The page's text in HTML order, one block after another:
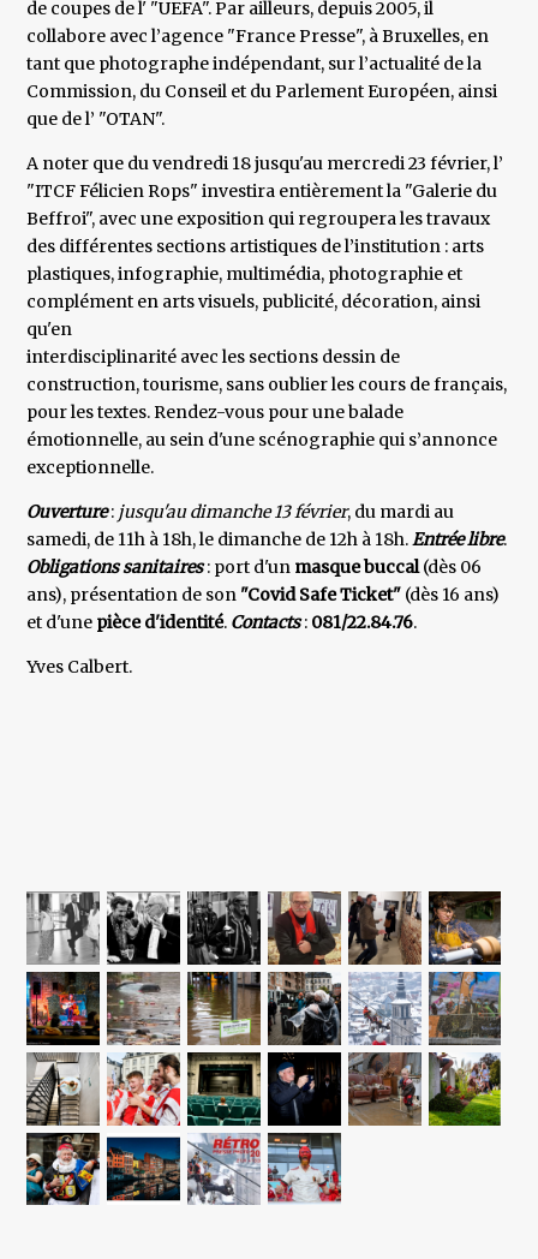
de coupes de l' "UEFA". Par ailleurs, depuis 2005, il
collabore avec l’agence "France Presse", à Bruxelles, en
tant que photographe indépendant, sur l’actualité de la
Commission, du Conseil et du Parlement Européen, ainsi
que de l’ "OTAN".
A noter que du vendredi 18 jusqu'au mercredi 23 février, l’
"ITCF Félicien Rops" investira entièrement la "Galerie du
Beffroi", avec une exposition qui regroupera les travaux
des différentes sections artistiques de l’institution : arts
plastiques, infographie, multimédia, photographie et
complément en arts visuels, publicité, décoration, ainsi
qu'en
interdisciplinarité avec les sections dessin de
construction, tourisme, sans oublier les cours de français,
pour les textes. Rendez-vous pour une balade
émotionnelle, au sein d'une scénographie qui s’annonce
exceptionnelle.
Ouverture: jusqu'au dimanche 13 février, du mardi au
samedi, de 11h à 18h, le dimanche de 12h à 18h.Entrée libre.
Obligations sanitaires: port d'un masque buccal(dès 06
ans), présentation de son "Covid Safe Ticket" (dès 16 ans)
et d'une pièce d'identité. Contacts: 081/22.84.76.
Yves Calbert.